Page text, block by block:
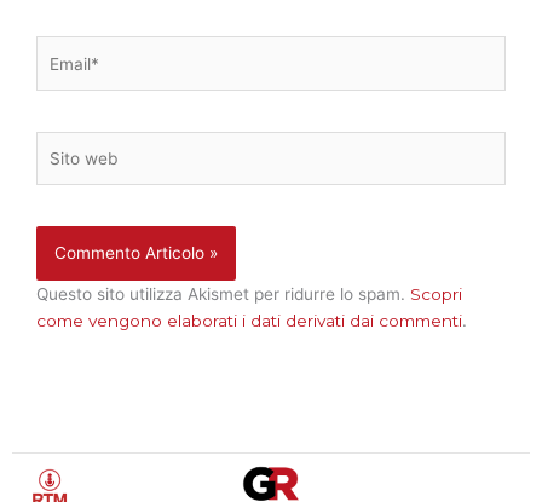
web
Questo sito utilizza Akismet per ridurre lo spam. Scopri
come vengono elaborati i dati derivati dai commenti.